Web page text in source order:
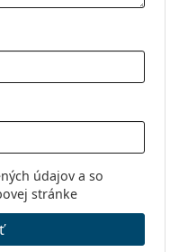
údajov a so
stránke